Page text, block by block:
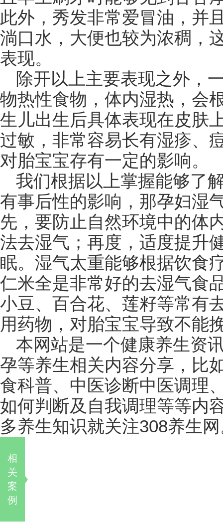
此外，秀发非常爱冒油，并
淌口水，大便也较为浓稠，
表现。
除开以上主要表现之外，
物热性食物，体内湿热，会
生儿出生后具体表现在皮肤
过敏，非常容易长有湿疹、
对胎宝宝存有一定的影响。
我们根据以上掌握能够了
有事后性的影响，那孕妇湿
先，要防止自然环境中的体
法去湿气；再度，适度提升
眠。湿气太重能够根据饮食
仁米全是非常好的去湿气食
小豆、百合花、莲籽等常有
用药物，对胎宝宝导致不能
本网站是一个健康养生资
孕等养生相关内容分享，比
食科普、中医诊断中医调理
如何判断及自我调理等等内
多养生知识就关注308养生
相
关
案
例